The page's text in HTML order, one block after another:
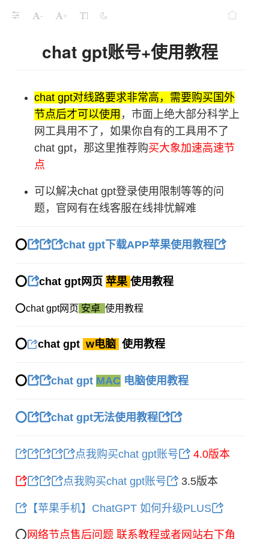
- +
chat gpt账号+使用教程
chat gpt对线路要求非常高，需要购买国外
节点后才可以使用 ，市面上绝大部分科学上
网工具用不了，如果你自有的工具用不了
chat gpt，那这里推荐购买大象加速高速节
点
可以解决chat gpt登录使用限制等等的问
题，官网有在线客服在线排忧解难
⭕️ chat gpt下载APP苹果使用教程
⭕️ chat gpt网页 苹果 使用教程
⭕️chat gpt网页 安卓 使用教程
⭕️ chat gpt w电脑 使用教程
⭕️ chat gpt MAC 电脑使用教程
⭕️ chat gpt无法使用教程
点我购买chat gpt账号 4.0版本
点我购买chat gpt账号 3.5版本
【苹果手机】ChatGPT 如何升级PLUS
⭕️ 网络节点售后问题 联系教程或者网站右下角